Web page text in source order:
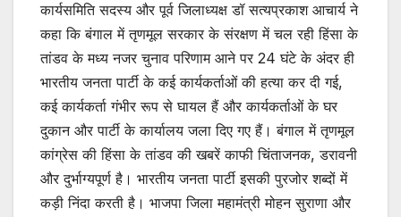
कार्यसमिति सदस्य और पूर्व जिलाध्यक्ष डॉ सत्यप्रकाश आचार्य ने
कहा कि बंगाल में तृणमूल सरकार के संरक्षण में चल रही हिंसा के
तांडव के मध्य नजर चुनाव परिणाम आने पर 24 घंटे के अंदर ही
भारतीय जनता पार्टी के कई कार्यकर्ताओं की हत्या कर दी गई,
कई कार्यकर्ता गंभीर रूप से घायल हैं और कार्यकर्ताओं के घर
दुकान और पार्टी के कार्यालय जला दिए गए हैं। बंगाल में तृणमूल
कांग्रेस की हिंसा के तांडव की खबरें काफी चिंताजनक, डरावनी
और दुर्भाग्यपूर्ण है। भारतीय जनता पार्टी इसकी पुरजोर शब्दों में
कड़ी निंदा करती है। भाजपा जिला महामंत्री मोहन सुराणा और